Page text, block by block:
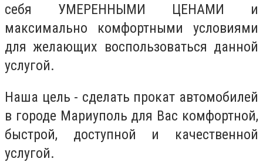
себя УМЕРЕННЫМИ ЦЕНАМИ и
максимально комфортными условиями
для желающих воспользоваться данной
услугой.
Наша цель - сделать прокат автомобилей
в городе Мариуполь для Вас комфортной,
быстрой, доступной и качественной
услугой.